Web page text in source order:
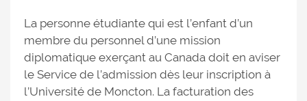
La personne étudiante qui est l’enfant d’un
membre du personnel d’une mission
diplomatique exerçant au Canada doit en aviser
le Service de l’admission dès leur inscription à
l’Université de Moncton. La facturation des